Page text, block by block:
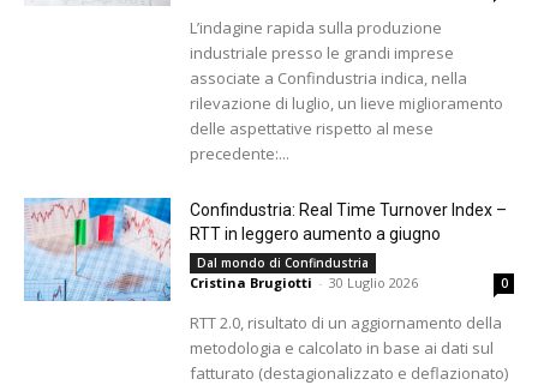
L’indagine rapida sulla produzione
industriale presso le grandi imprese
associate a Confindustria indica, nella
rilevazione di luglio, un lieve miglioramento
delle aspettative rispetto al mese
precedente:...
Confindustria: Real Time Turnover Index –
RTT in leggero aumento a giugno
Dal mondo di Confindustria
Cristina Brugiotti - 30 Luglio 2026 0
RTT 2.0, risultato di un aggiornamento della
metodologia e calcolato in base ai dati sul
fatturato (destagionalizzato e deflazionato)